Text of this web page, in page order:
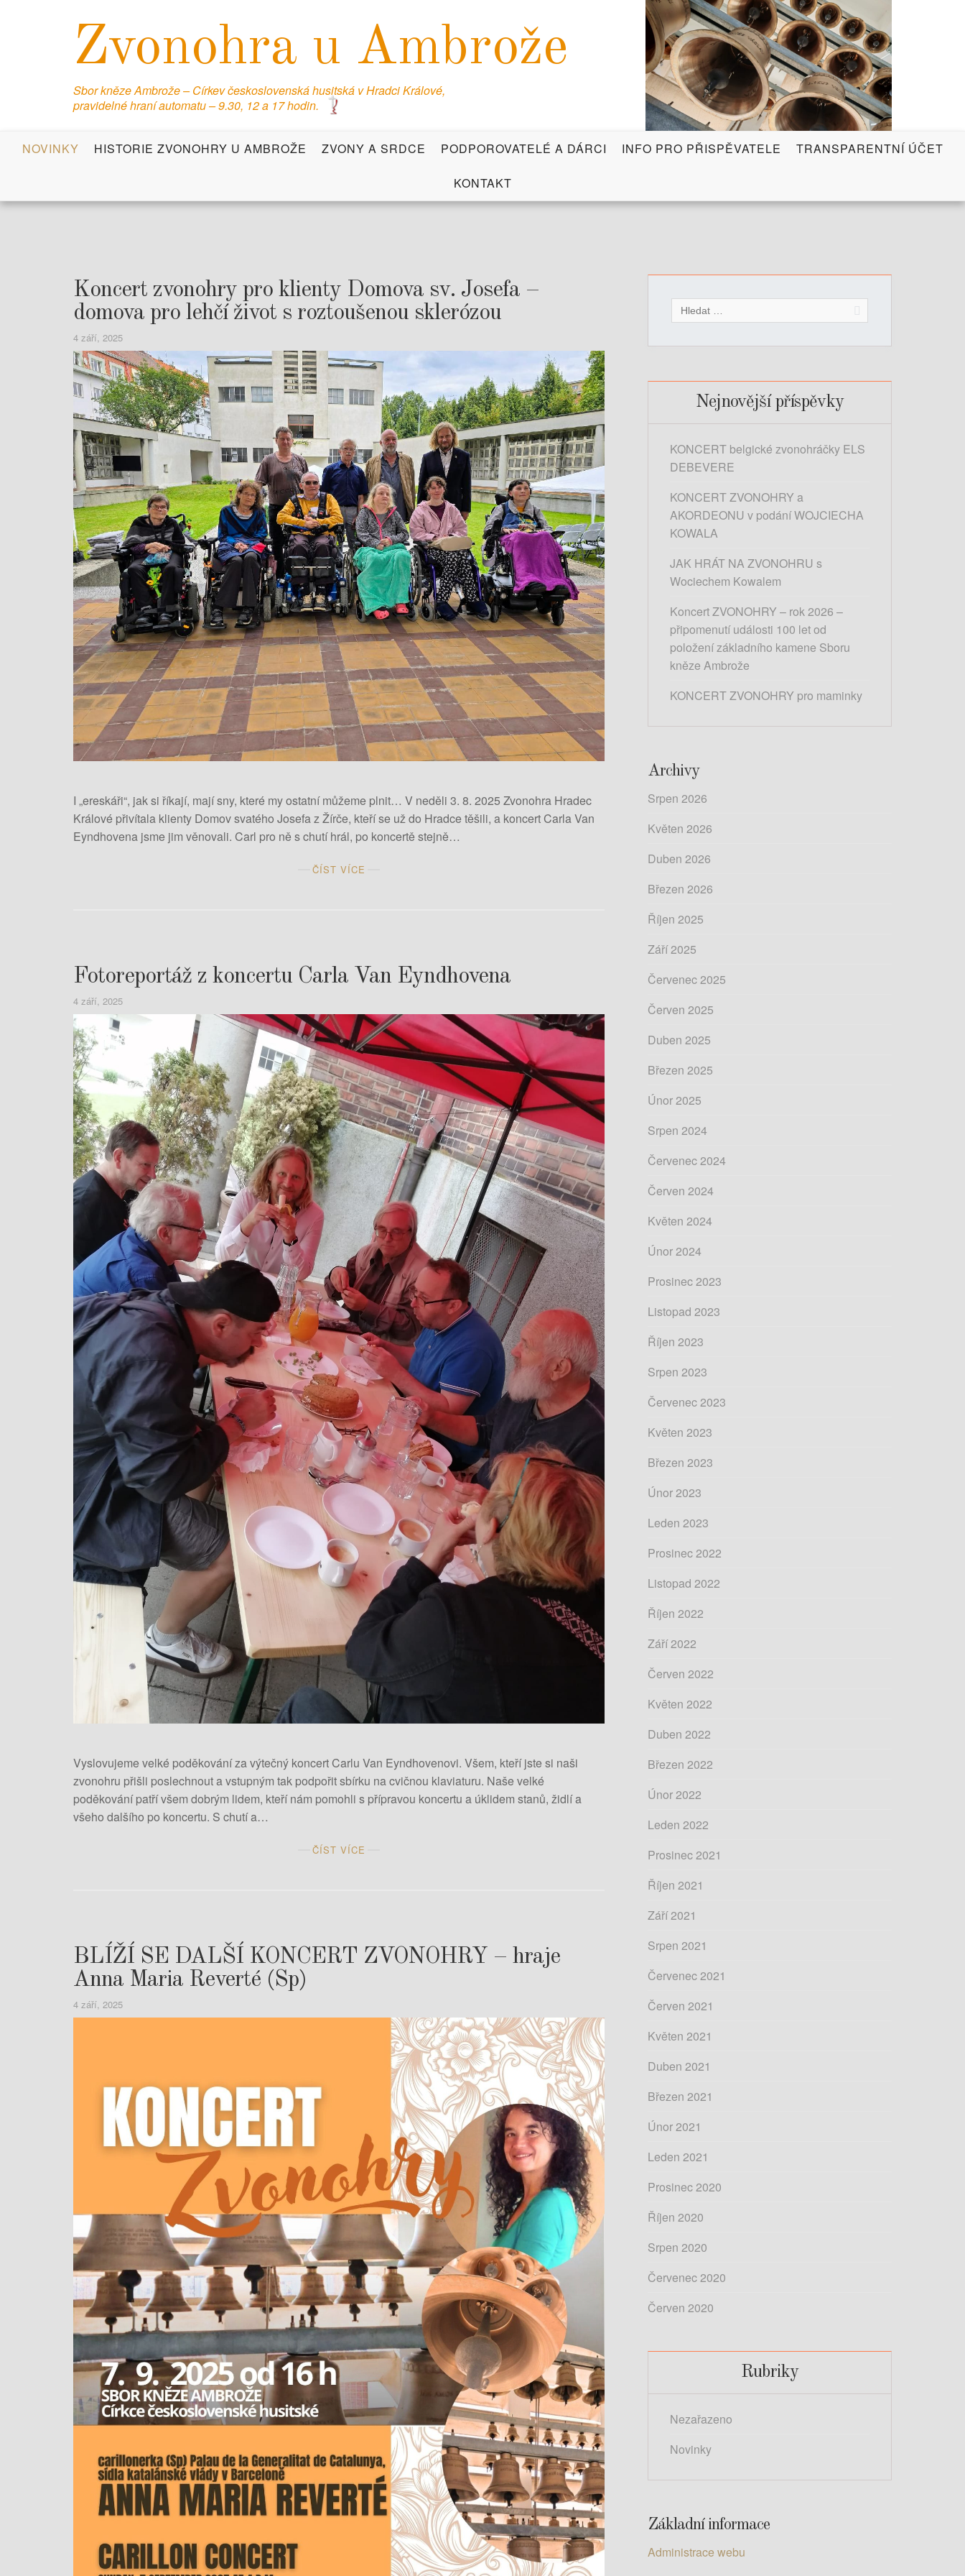
n
Zvonohra u Ambrože
Sbor kněze Ambrože – Církev československá husitská v Hradci Králové,
pravidelné hraní automatu – 9.30, 12 a 17 hodin.
NOVINKY HISTORIE ZVONOHRY U AMBROŽE ZVONY A SRDCE PODPOROVATELÉ A DÁRCI INFO PRO PŘISPĚVATELE TRANSPARENTNÍ ÚČET
KONTAKT
Koncert zvonohry pro klienty Domova sv. Josefa –
domova pro lehčí život s roztoušenou sklerózou
4 září, 2025
I „ereskáři“, jak si říkají, mají sny, které my ostatní můžeme plnit… V neděli 3. 8. 2025 Zvonohra Hradec
Králové přivítala klienty Domov svatého Josefa z Žírče, kteří se už do Hradce těšili, a koncert Carla Van
Eyndhovena jsme jim věnovali. Carl pro ně s chutí hrál, po koncertě stejně…
ČÍST VÍCE
Fotoreportáž z koncertu Carla Van Eyndhovena
4 září, 2025
Vyslovujeme velké poděkování za výtečný koncert Carlu Van Eyndhovenovi. Všem, kteří jste si naši
zvonohru přišli poslechnout a vstupným tak podpořit sbírku na cvičnou klaviaturu. Naše velké
poděkování patří všem dobrým lidem, kteří nám pomohli s přípravou koncertu a úklidem stanů, židlí a
všeho dalšího po koncertu. S chutí a…
ČÍST VÍCE
BLÍŽÍ SE DALŠÍ KONCERT ZVONOHRY – hraje
Anna Maria Reverté (Sp)
4 září, 2025
y
h
e
d
á
á
Nejnovější příspěvky
KONCERT belgické zvonohráčky ELS
DEBEVERE
KONCERT ZVONOHRY a
AKORDEONU v podání WOJCIECHA
KOWALA
JAK HRÁT NA ZVONOHRU s
Wociechem Kowalem
Koncert ZVONOHRY – rok 2026 –
připomenutí události 100 let od
položení základního kamene Sboru
kněze Ambrože
KONCERT ZVONOHRY pro maminky
Archivy
Srpen 2026
Květen 2026
Duben 2026
Březen 2026
Říjen 2025
Září 2025
Červenec 2025
Červen 2025
Duben 2025
Březen 2025
Únor 2025
Srpen 2024
Červenec 2024
Červen 2024
Květen 2024
Únor 2024
Prosinec 2023
Listopad 2023
Říjen 2023
Srpen 2023
Červenec 2023
Květen 2023
Březen 2023
Únor 2023
Leden 2023
Prosinec 2022
Listopad 2022
Říjen 2022
Září 2022
Červen 2022
Květen 2022
Duben 2022
Březen 2022
Únor 2022
Leden 2022
Prosinec 2021
Říjen 2021
Září 2021
Srpen 2021
Červenec 2021
Červen 2021
Květen 2021
Duben 2021
Březen 2021
Únor 2021
Leden 2021
Prosinec 2020
Říjen 2020
Srpen 2020
Červenec 2020
Červen 2020
Rubriky
Nezařazeno
Novinky
Základní informace
Administrace webu